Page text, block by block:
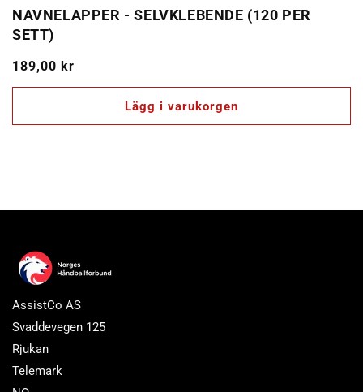
NAVNELAPPER - SELVKLEBENDE (120 PER
SETT)
Ordinarie
pris
189,00 kr
Lägg i varukorgen
AssistCo AS
Svaddevegen 125
Rjukan
Telemark